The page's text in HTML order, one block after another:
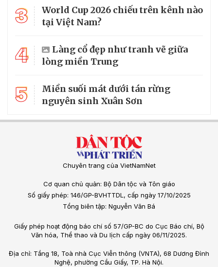
3
World Cup 2026 chiếu trên kênh nào
tại Việt Nam?
4
Làng cổ đẹp như tranh vẽ giữa
lòng miền Trung
5
Miền suối mát dưới tán rừng
nguyên sinh Xuân Sơn
Chuyên trang của VietNamNet
Cơ quan chủ quản: Bộ Dân tộc và Tôn giáo
Số giấy phép: 146/GP-BVHTTDL, cấp ngày 17/10/2025
Tổng biên tập: Nguyễn Văn Bá
Giấy phép hoạt động báo chí số 57/GP-BC do Cục Báo chí, Bộ
Văn hóa, Thể thao và Du lịch cấp ngày 06/11/2025.
Địa chỉ: Tầng 18, Toà nhà Cục Viễn thông (VNTA), 68 Dương Đình
Nghệ, phường Cầu Giấy, TP. Hà Nội.